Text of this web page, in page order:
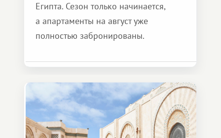
Египта. Сезон только начинается,
а апартаменты на август уже
полностью забронированы.